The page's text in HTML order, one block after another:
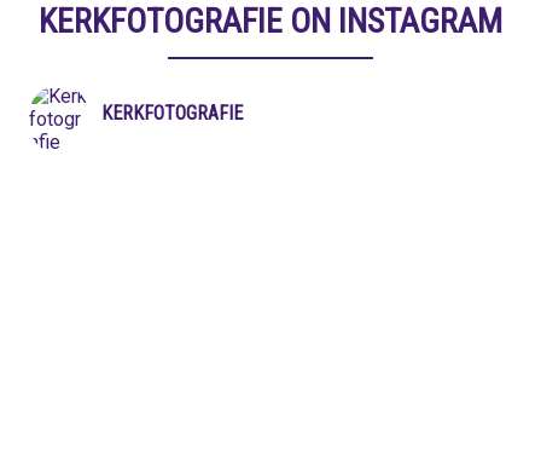
KERKFOTOGRAFIE ON INSTAGRAM
KERKFOTOGRAFIE